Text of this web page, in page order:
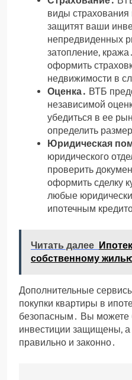
виды
защитят ваши
непредвиденных
затопление,
оформить
недвижимости в
Оценка․ ВТБ
независимой
убедиться в ее
определить
Юридическая
юридического
проверить
оформить сделку
любые
ипотечным
Читать далее
собственному
Дополнительные
покупки квартиры в
безопасным․ Вы можете
инвестиции защищены,
правильно и законно․